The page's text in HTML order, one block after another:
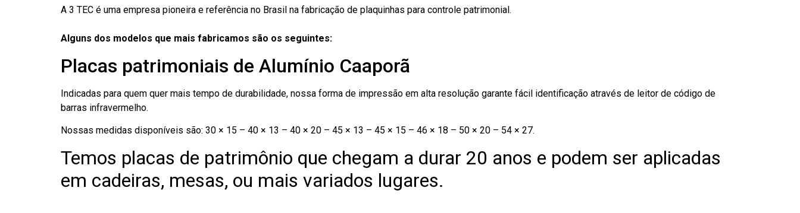
A 3 TEC é uma empresa pioneira e referência no Brasil na fabricação de plaquinhas para controle patrimonial.
Alguns dos modelos que mais fabricamos são os seguintes:
Placas patrimoniais de Alumínio Caaporã
Indicadas para quem quer mais tempo de durabilidade, nossa forma de impressão em alta resolução garante fácil identificação através de leitor de código de
barras infravermelho.
Nossas medidas disponíveis são: 30 × 15 – 40 × 13 – 40 × 20 – 45 × 13 – 45 × 15 – 46 × 18 – 50 × 20 – 54 × 27.
Temos placas de patrimônio que chegam a durar 20 anos e podem ser aplicadas
em cadeiras, mesas, ou mais variados lugares.